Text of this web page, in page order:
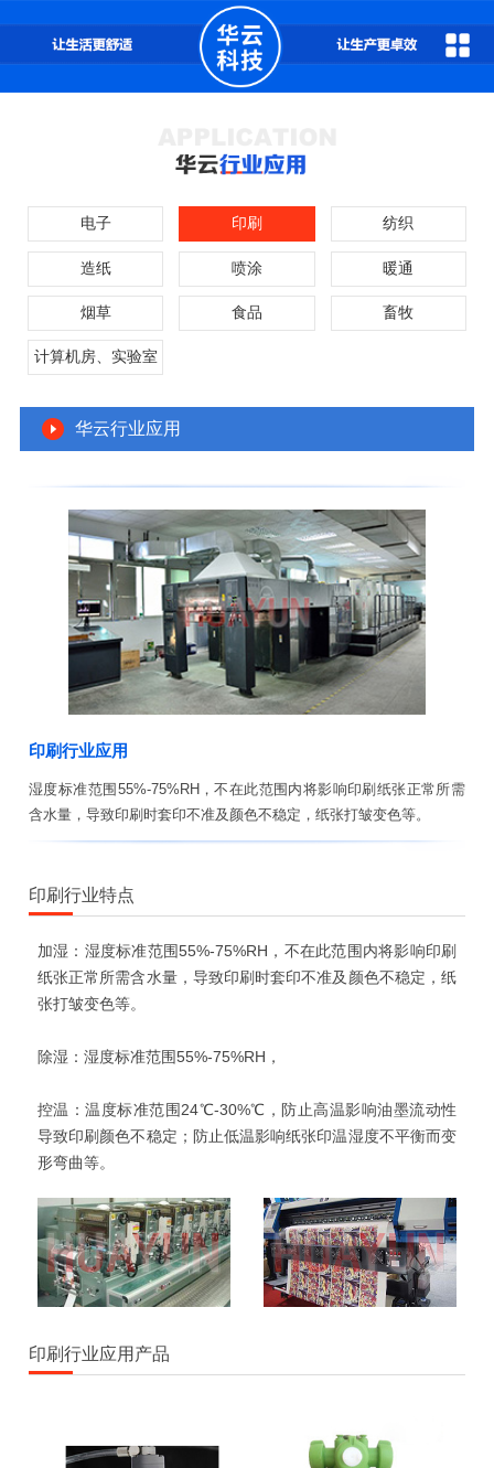
电子 印刷 纺织
造纸 喷涂 暖通
烟草 食品 畜牧
计算机房、实验室
华云行业应用
印刷行业应用
湿度标准范围55%-75%RH，不在此范围内将影响印刷纸张正常所需
含水量，导致印刷时套印不准及颜色不稳定，纸张打皱变色等。
印刷行业特点
加湿：湿度标准范围55%-75%RH，不在此范围内将影响印刷
纸张正常所需含水量，导致印刷时套印不准及颜色不稳定，纸
张打皱变色等。
除湿：湿度标准范围55%-75%RH，
控温：温度标准范围24℃-30%℃，防止高温影响油墨流动性
导致印刷颜色不稳定；防止低温影响纸张印温湿度不平衡而变
形弯曲等。
印刷行业应用产品